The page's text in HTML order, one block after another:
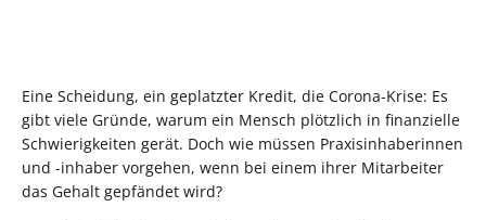
Eine Scheidung, ein geplatzter Kredit, die Corona-Krise: Es
gibt viele Gründe, warum ein Mensch plötzlich in finanzielle
Schwierigkeiten gerät. Doch wie müssen Praxisinhaberinnen
und -inhaber vorgehen, wenn bei einem ihrer Mitarbeiter
das Gehalt gepfändet wird?